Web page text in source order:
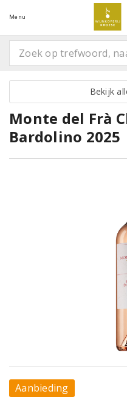
Menu
Bekijk
Monte del Frà
Bardolino 2025
Aanbieding